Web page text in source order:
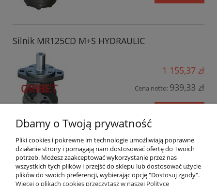
Silnik MR125CD M+S HYDRAULIC
1 155,37 zł
Cena netto: 939,33 zł
« 1 2 3 4 5 ... 21 »
Pomoc
Dbamy o Twoją prywatność
Pliki cookies i pokrewne im technologie umożliwiają poprawne
działanie strony i pomagają nam dostosować ofertę do Twoich
potrzeb. Możesz zaakceptować wykorzystanie przez nas
wszystkich tych plików i przejść do sklepu lub dostosować użycie
plików do swoich preferencji, wybierając opcję "Dostosuj zgody".
Więcej o plikach cookies przeczytasz w naszej Polityce